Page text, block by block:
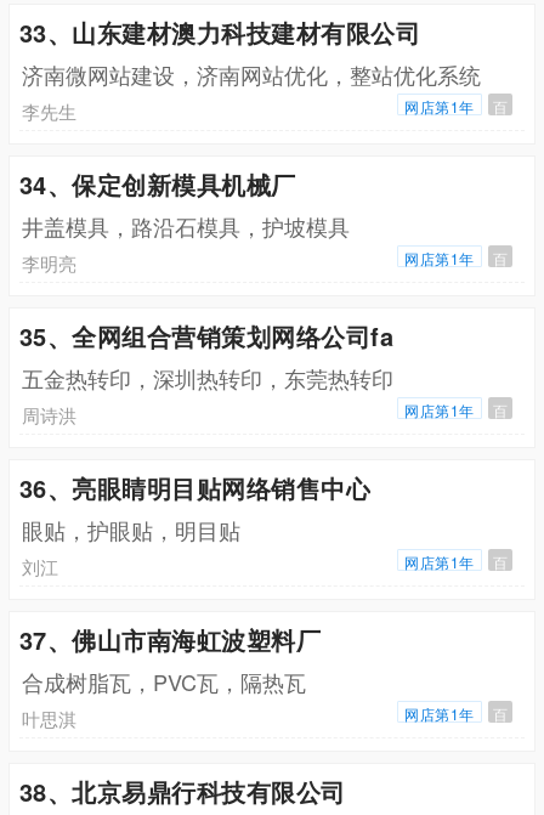
33、山东建材澳力科技建材有限公司
济南微网站建设，济南网站优化，整站优化系统
李先生 网店第1年 百
34、保定创新模具机械厂
井盖模具，路沿石模具，护坡模具
李明亮 网店第1年 百
35、全网组合营销策划网络公司fa
五金热转印，深圳热转印，东莞热转印
周诗洪 网店第1年 百
36、亮眼睛明目贴网络销售中心
眼贴，护眼贴，明目贴
刘江 网店第1年 百
37、佛山市南海虹波塑料厂
合成树脂瓦，PVC瓦，隔热瓦
叶思淇 网店第1年 百
38、北京易鼎行科技有限公司